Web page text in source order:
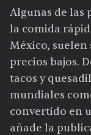
Algunas de las
la comida
México, suelen
precios bajos.
tacos y
mundiales
convertido en
añade la